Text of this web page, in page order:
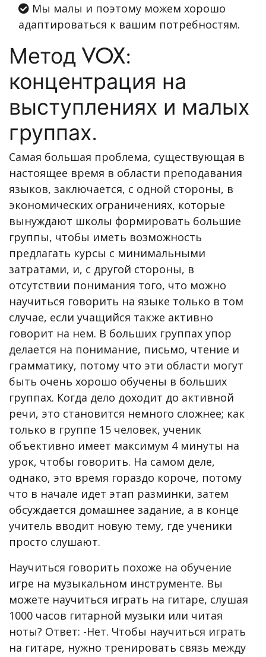
Мы малы и поэтому можем хорошо
адаптироваться к вашим потребностям.
Метод VOX:
концентрация на
выступлениях и малых
группах.
Самая большая проблема, существующая в
настоящее время в области преподавания
языков, заключается, с одной стороны, в
экономических ограничениях, которые
вынуждают школы формировать большие
группы, чтобы иметь возможность
предлагать курсы с минимальными
затратами, и, с другой стороны, в
отсутствии понимания того, что можно
научиться говорить на языке только в том
случае, если учащийся также активно
говорит на нем. В больших группах упор
делается на понимание, письмо, чтение и
грамматику, потому что эти области могут
быть очень хорошо обучены в больших
группах. Когда дело доходит до активной
речи, это становится немного сложнее; как
только в группе 15 человек, ученик
объективно имеет максимум 4 минуты на
урок, чтобы говорить. На самом деле,
однако, это время гораздо короче, потому
что в начале идет этап разминки, затем
обсуждается домашнее задание, а в конце
учитель вводит новую тему, где ученики
просто слушают.
Научиться говорить похоже на обучение
игре на музыкальном инструменте. Вы
можете научиться играть на гитаре, слушая
1000 часов гитарной музыки или читая
ноты? Ответ: -Нет. Чтобы научиться играть
на гитаре, нужно тренировать связь между